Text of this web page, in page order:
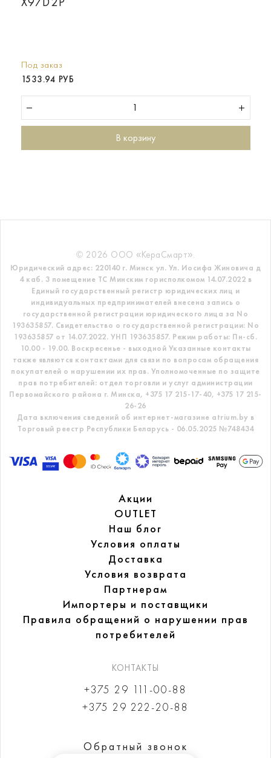
Под заказ
1533.94 РУБ
В корзину
© 2026 ООО «КераСмарт».
Юридический адрес: 220140 г. Минск ул. Ул. Иосифа Жиновича д
4 каб. 3 помещение ТС Минским горисполкомом 14.07.2022 в
Единый государственный регистр юридических лиц и
индивидуальных предпринимателей внесена запись о
государственной регистрации юридического лица за No
193635857. Свидетельство о государственной регистрации: No
193635857 от 14.07.2022. УНП 193635857. Режим работы: Пн-сб.
10.00 - 19.00. Воскресенье - выходной Указанные контакты
также являются контактами для связи по вопросам обращения
покупателей о нарушении их прав. Уполномоченные по защите
прав потребителей: отдел торговли и услуг администрации
Первомайского района г. Минска, +375 17 215-17-40, +375 17 215-
26-26
Дата включения сведений об интернет-магазине atrium.by в
Торговый реестр Республики Беларусь - 06.05.2025 №748434
Акции
OUTLET
Наш блог
Условия оплаты
Доставка
Условия возврата
Партнерам
Импортеры и поставщики
Правила обращений о нарушении прав
потребителей
КОНТАКТЫ
+375 29 111-00-88
+375 29 222-20-88
Обратный звонок